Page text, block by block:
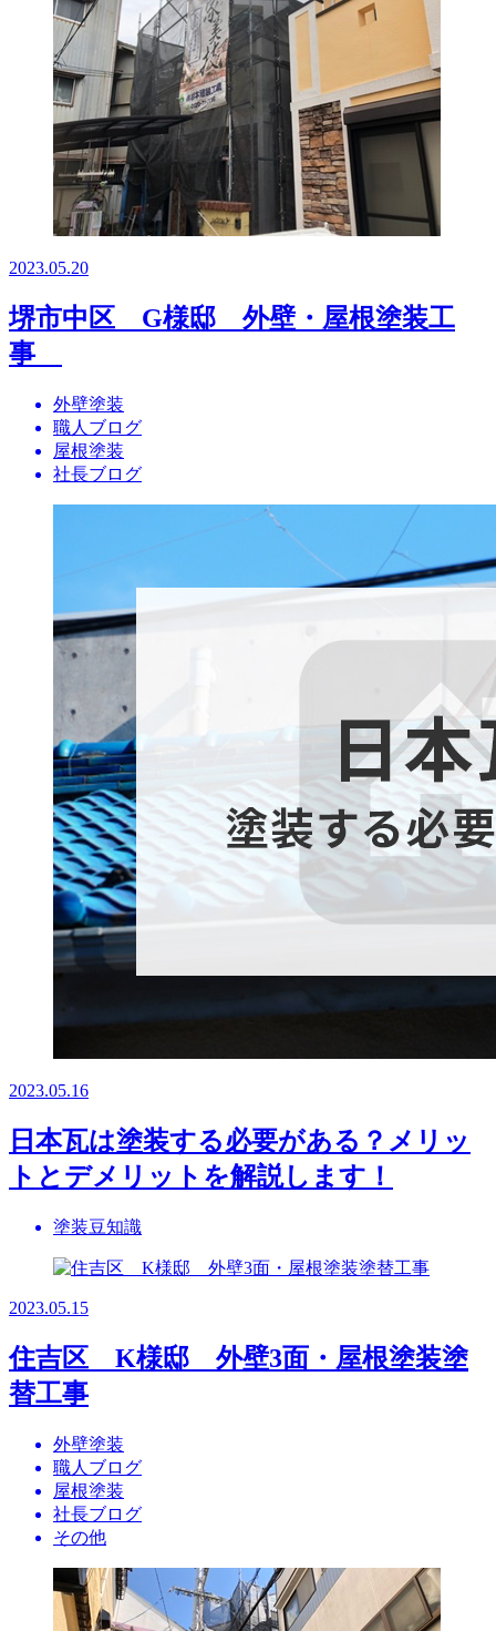
2023.05.20
堺市中区 G様邸 外壁・屋根塗装工
事
外壁塗装
職人ブログ
屋根塗装
社長ブログ
2023.05.16
日本瓦は塗装する必要がある？メリッ
トとデメリットを解説します！
塗装豆知識
2023.05.15
住吉区 K様邸 外壁3面・屋根塗装塗
替工事
外壁塗装
職人ブログ
屋根塗装
社長ブログ
その他